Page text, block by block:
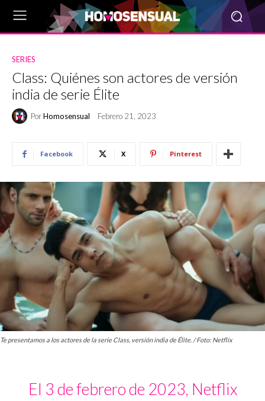
SERIES
Class: Quiénes son actores de versión
india de serie Élite
PorHomosensual Febrero 21, 2023
Facebook X Pinterest
Te presentamos a los actores de la serie Class, versión india de Élite. / Foto: Netflix
El 3 de febrero de 2023, Netflix